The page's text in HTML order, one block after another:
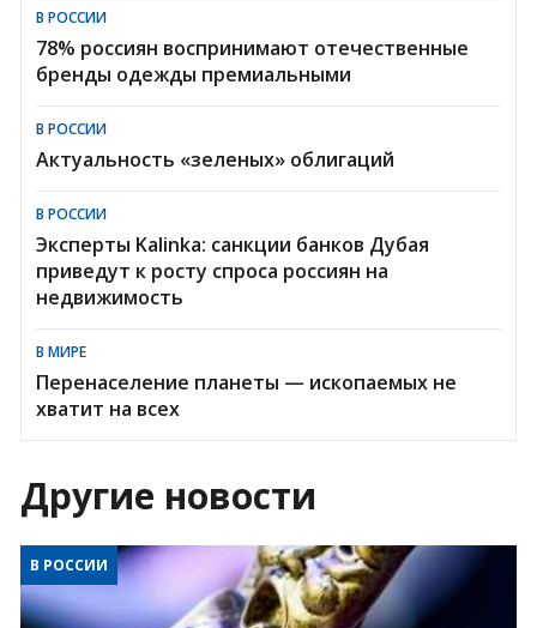
В РОССИИ
78% россиян воспринимают отечественные
бренды одежды премиальными
В РОССИИ
Актуальность «зеленых» облигаций
В РОССИИ
Эксперты Kalinka: санкции банков Дубая
приведут к росту спроса россиян на
недвижимость
В МИРЕ
Перенаселение планеты — ископаемых не
хватит на всех
Другие новости
В РОССИИ